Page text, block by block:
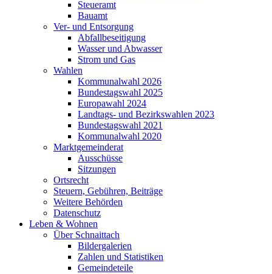
Steueramt
Bauamt
Ver- und Entsorgung
Abfallbeseitigung
Wasser und Abwasser
Strom und Gas
Wahlen
Kommunalwahl 2026
Bundestagswahl 2025
Europawahl 2024
Landtags- und Bezirkswahlen 2023
Bundestagswahl 2021
Kommunalwahl 2020
Marktgemeinderat
Ausschüsse
Sitzungen
Ortsrecht
Steuern, Gebühren, Beiträge
Weitere Behörden
Datenschutz
Leben & Wohnen
Über Schnaittach
Bildergalerien
Zahlen und Statistiken
Gemeindeteile